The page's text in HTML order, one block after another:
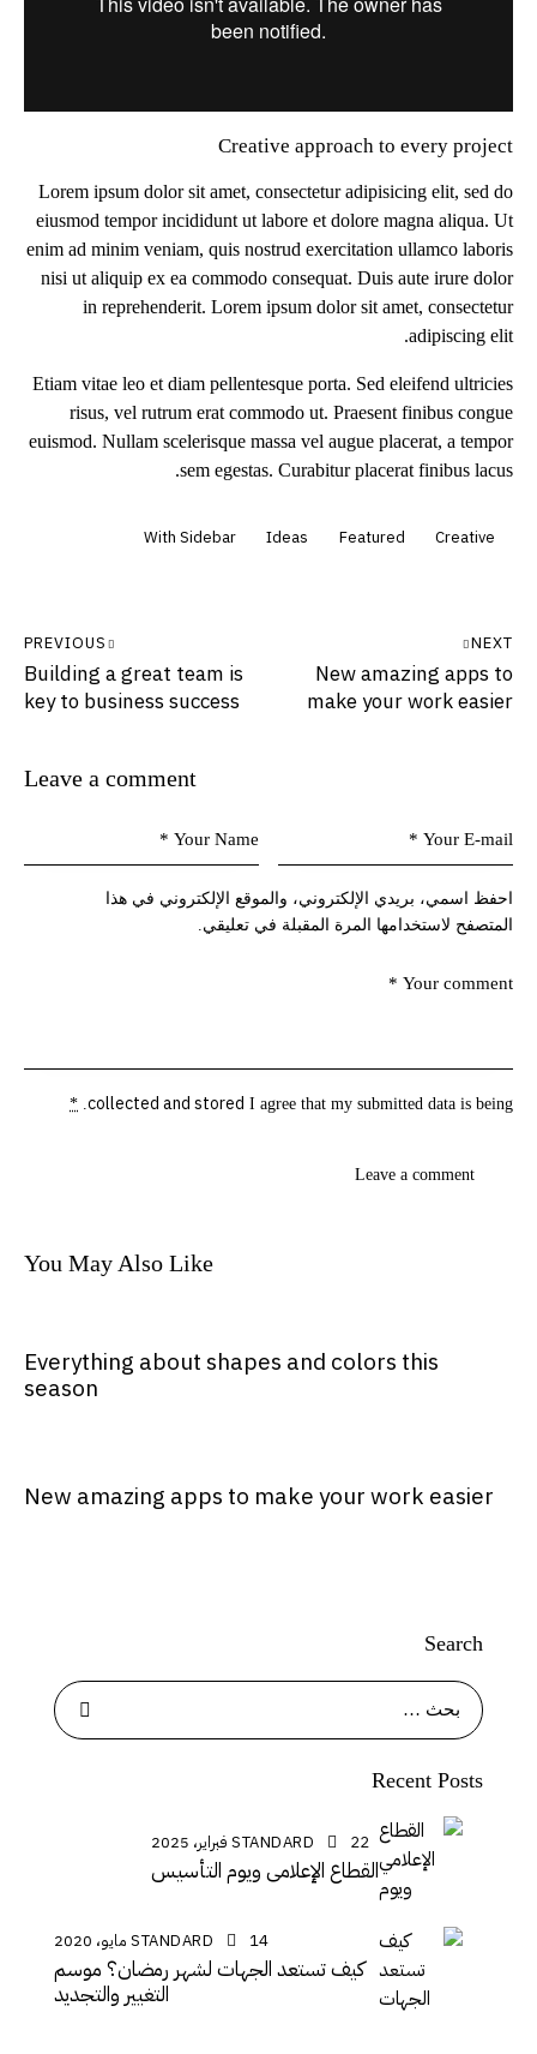
Creative approach to every project
Lorem ipsum dolor sit amet, consectetur adipisicing elit, sed do
eiusmod tempor incididunt ut labore et dolore magna aliqua. Ut
enim ad minim veniam, quis nostrud exercitation ullamco laboris
nisi ut aliquip ex ea commodo consequat. Duis aute irure dolor
in reprehenderit. Lorem ipsum dolor sit amet, consectetur
adipiscing elit.
Etiam vitae leo et diam pellentesque porta. Sed eleifend ultricies
risus, vel rutrum erat commodo ut. Praesent finibus congue
euismod. Nullam scelerisque massa vel augue placerat, a tempor
sem egestas. Curabitur placerat finibus lacus.
Creative
Featured
Ideas
With Sidebar
PREVIOUS
Building a great team is
key to business success
NEXT
New amazing apps to
make your work easier
Leave a comment
احفظ اسمي، بريدي الإلكتروني، والموقع الإلكتروني في هذا
المتصفح لاستخدامها المرة المقبلة في تعليقي.
I agree that my submitted data is being
collected and stored
*
You May Also Like
Everything about shapes and colors this
season
New amazing apps to make your work easier
Search
Recent Posts
STANDARD 22 فبراير، 2025
القطاع الإعلامي ويوم التأسيس
STANDARD 14 مايو، 2020
كيف تستعد الجهات لشهر رمضان؟ موسم
التغيير والتجديد